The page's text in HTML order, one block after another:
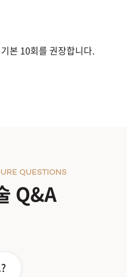
본 10회를 권장합니다.
Q&A
QUESTIONS